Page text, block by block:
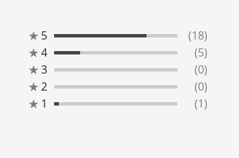
★ 5
(18)
★4
(5)
★3
(0)
★2
(0)
★ 1 (1)